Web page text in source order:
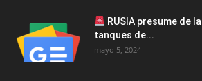
RUSIA presume de
tanques de...
mayo 5, 2024